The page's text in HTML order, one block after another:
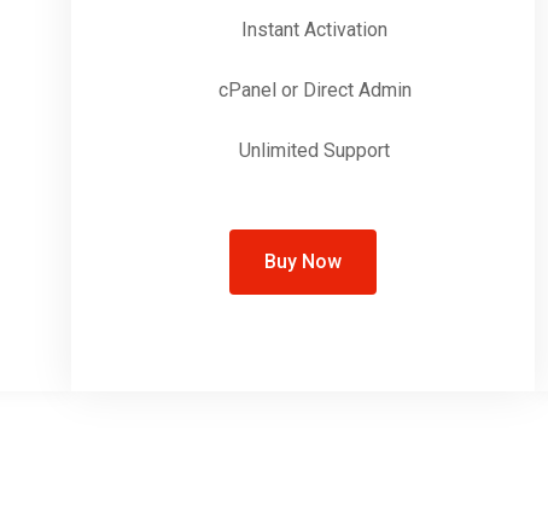
Instant Activation
cPanel or Direct Admin
Unlimited Support
Buy Now